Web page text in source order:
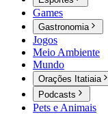
Games
Gastronomia
Jogos
Meio Ambiente
Mundo
Orações Itatiaia
Podcasts
Pets e Animais